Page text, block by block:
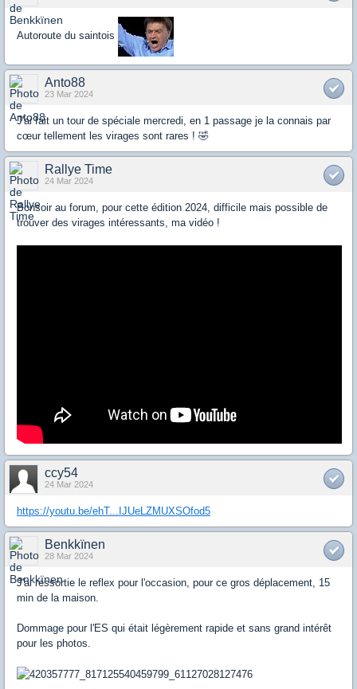
Autoroute du saintois
Anto88
23 Mar 2024
J'ai fait un tour de spéciale mercredi, en 1 passage je la connais par
cœur tellement les virages sont rares ! 🤣
Rallye Time
24 Mar 2024
Bonsoir au forum, pour cette édition 2024, difficile mais possible de
trouver des virages intéressants, ma vidéo !
ccy54
24 Mar 2024
https://youtu.be/ehT...IJUeLZMUXSOfod5
Benkkïnen
28 Mar 2024
J'ai ressortie le reflex pour l'occasion, pour ce gros déplacement, 15
min de la maison.
Dommage pour l'ES qui était légèrement rapide et sans grand intérêt
pour les photos.